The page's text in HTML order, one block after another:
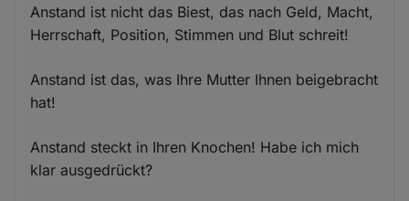
Anstand ist nicht das Biest, das nach Geld, Macht,
Herrschaft, Position, Stimmen und Blut schreit!
Anstand ist das, was Ihre Mutter Ihnen beigebracht
hat!
Anstand steckt in Ihren Knochen! Habe ich mich
klar ausgedrückt?